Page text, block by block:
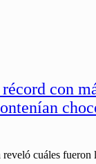
con
cuáles fueron